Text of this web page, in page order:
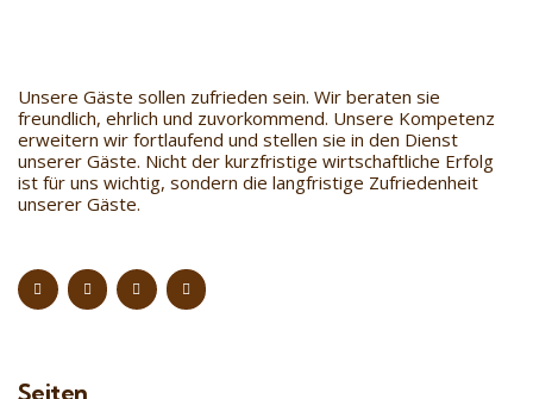
Unsere Gäste sollen zufrieden sein. Wir beraten sie
freundlich, ehrlich und zuvorkommend. Unsere Kompetenz
erweitern wir fortlaufend und stellen sie in den Dienst
unserer Gäste. Nicht der kurzfristige wirtschaftliche Erfolg
ist für uns wichtig, sondern die langfristige Zufriedenheit
unserer Gäste.
Seiten